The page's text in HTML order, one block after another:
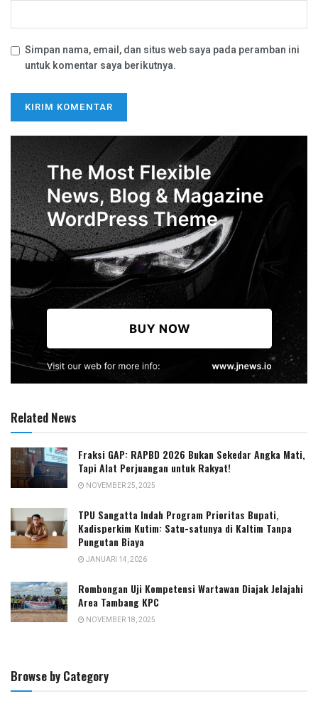
Simpan nama, email, dan situs web saya pada peramban ini
untuk komentar saya berikutnya.
Related News
Fraksi GAP: RAPBD 2026 Bukan Sekedar Angka Mati,
Tapi Alat Perjuangan untuk Rakyat!
NOVEMBER 25, 2025
TPU Sangatta Indah Program Prioritas Bupati,
Kadisperkim Kutim: Satu-satunya di Kaltim Tanpa
Pungutan Biaya
JANUARI 14, 2026
Rombongan Uji Kompetensi Wartawan Diajak Jelajahi
Area Tambang KPC
NOVEMBER 18, 2025
Browse by Category